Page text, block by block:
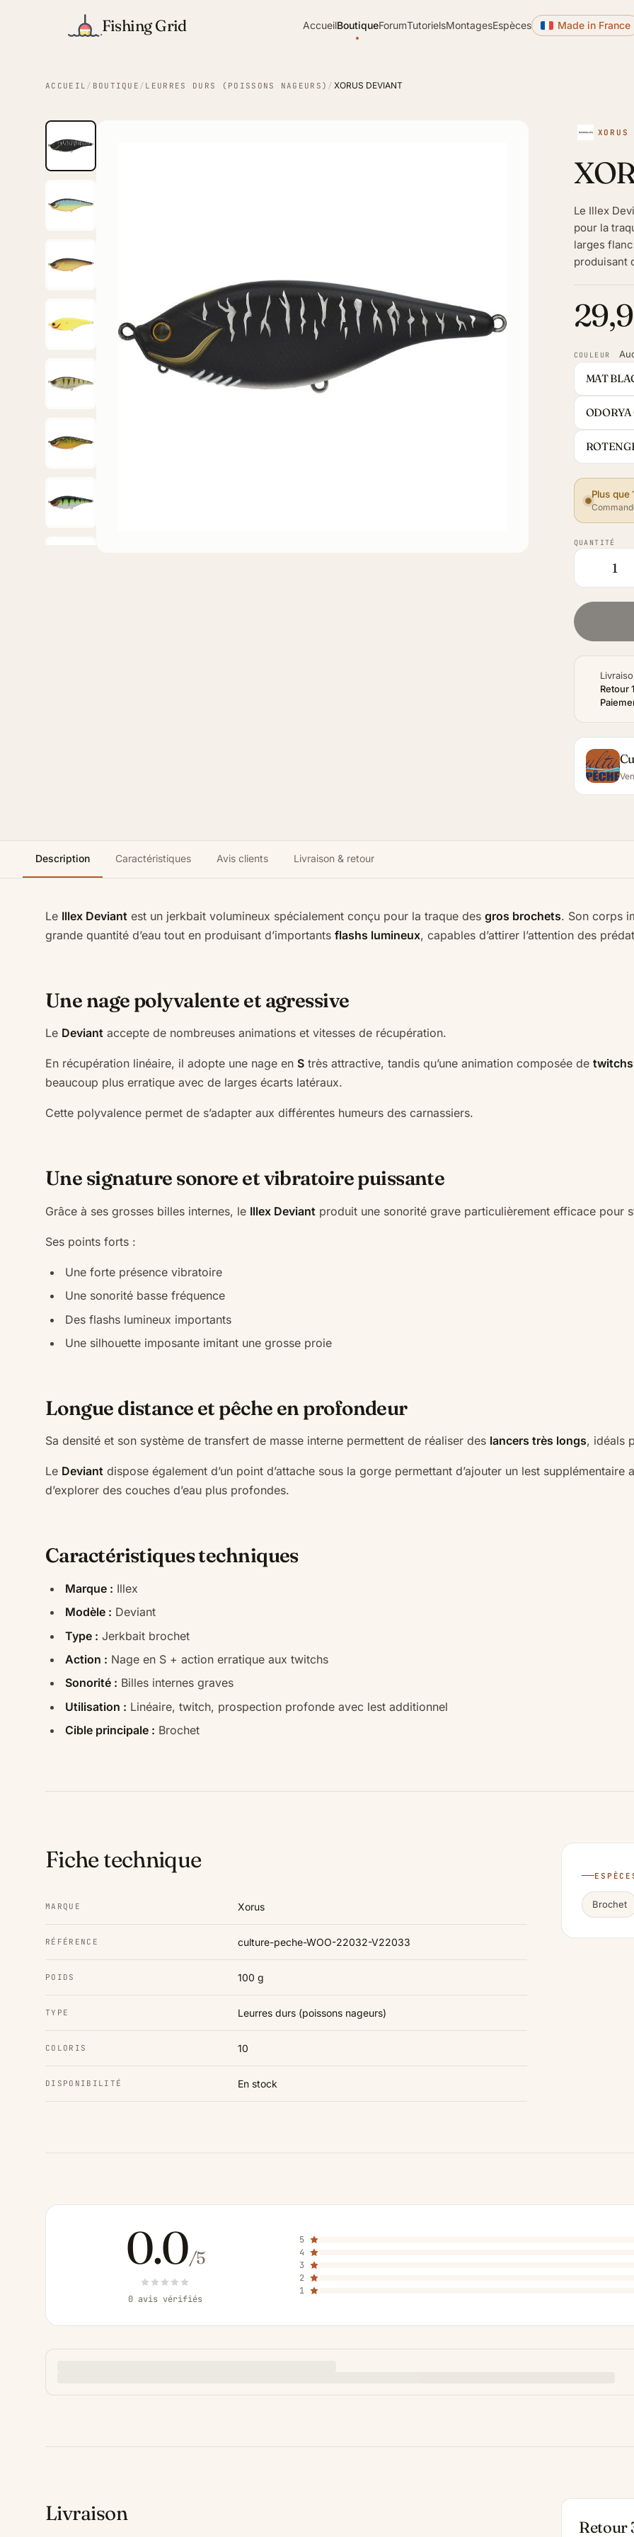
Fishing Grid AccueilBoutiqueForumTutorielsMontagesEspèces Made in France
ACCUEIL / BOUTIQUE / LEURRES DURS (POISSONS NAGEURS) / XORUS DEVIANT
XORUS
Le Illex
pour la
larges
produisant
COULEUR
MAT
Plus que
QUANTITÉ
Retour
Description Caractéristiques Avis clients Livraison & retour
Le Illex Deviant est un jerkbait volumineux spécialement conçu pour la traque des gros brochets. Son corps
grande quantité d’eau tout en produisant d’importants flashs lumineux, capables d’attirer l’attention des
Une nage polyvalente et agressive
Le Deviant accepte de nombreuses animations et vitesses de récupération.
En récupération linéaire, il adopte une nage en S très attractive, tandis qu’une animation composée de
beaucoup plus erratique avec de larges écarts latéraux.
Cette polyvalence permet de s’adapter aux différentes humeurs des carnassiers.
Une signature sonore et vibratoire puissante
Grâce à ses grosses billes internes, le Illex Deviant produit une sonorité grave particulièrement efficace pour
Ses points forts :
Une forte présence vibratoire
Une sonorité basse fréquence
Des flashs lumineux importants
Une silhouette imposante imitant une grosse proie
Longue distance et pêche en profondeur
Sa densité et son système de transfert de masse interne permettent de réaliser des lancers très longs, idéals
Le Deviant dispose également d’un point d’attache sous la gorge permettant d’ajouter un lest
d’explorer des couches d’eau plus profondes.
Caractéristiques techniques
Marque : Illex
Modèle : Deviant
Type : Jerkbait brochet
Action : Nage en S + action erratique aux twitchs
Sonorité : Billes internes graves
Utilisation : Linéaire, twitch, prospection profonde avec lest additionnel
Cible principale : Brochet
Fiche technique
MARQUE Xorus
RÉFÉRENCE culture-peche-WOO-22032-V22033
POIDS 100 g
TYPE Leurres durs (poissons nageurs)
COLORIS 10
DISPONIBILITÉ En stock
Brochet
0.0/5
0 avis vérifiés
5
4
3
2
1
Livraison
Retour